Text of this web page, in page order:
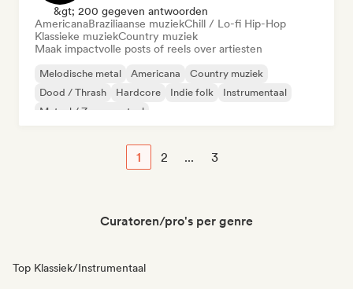
&gt; 200 gegeven antwoorden
AmericanaBraziliaanse muziekChill / Lo-fi Hip-Hop
Klassieke muziekCountry muziek
Maak impactvolle posts of reels over artiesten
Melodische metal Americana
Country muziek
Dood / Thrash
Hardcore Indie folk
Instrumentaal
Metaal / Zwaar metaal
1 2 ... 3
Curatoren/pro's per genre
Top Klassiek/Instrumentaal